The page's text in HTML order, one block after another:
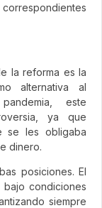
la reforma es la
alternativa al
este
ya que
se les obligaba
dinero.
posiciones. El
condiciones
siempre